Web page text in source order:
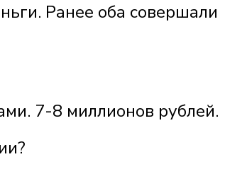
Ранее оба совершали
7-8 миллионов рублей.